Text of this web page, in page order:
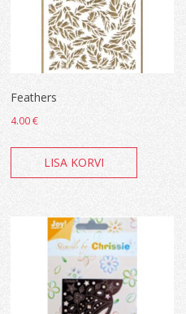
Feathers
4.00€
LISA KORVI